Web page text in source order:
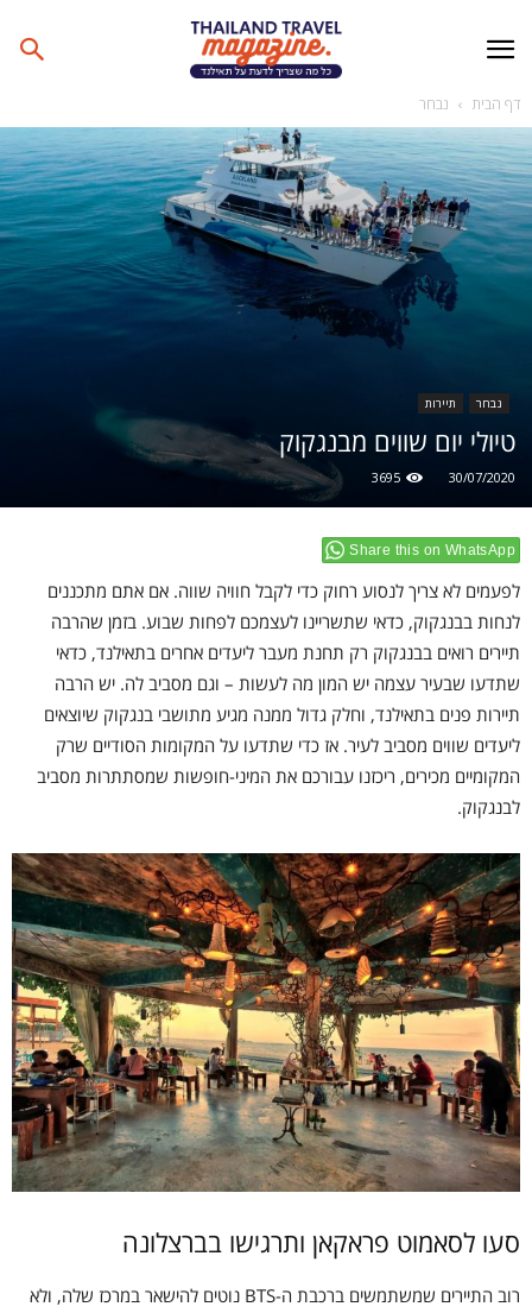
דף הבית נבחר
נבחר תיירות
טיולי יום שווים מבנגקוק
30/07/2020
3695
Share this on WhatsApp
לפעמים לא צריך לנסוע רחוק כדי לקבל חוויה שווה. אם אתם מתכננים
לנחות בבנגקוק, כדאי שתשריינו לעצמכם לפחות שבוע. בזמן שהרבה
תיירים רואים בבנגקוק רק תחנת מעבר ליעדים אחרים בתאילנד, כדאי
שתדעו שבעיר עצמה יש המון מה לעשות – וגם מסביב לה. יש הרבה
תיירות פנים בתאילנד, וחלק גדול ממנה מגיע מתושבי בנגקוק שיוצאים
ליעדים שווים מסביב לעיר. אז כדי שתדעו על המקומות הסודיים שרק
המקומיים מכירים, ריכזנו עבורכם את המיני-חופשות שמסתתרות מסביב
לבנגקוק.
סעו לסאמוט פראקאן ותרגישו בברצלונה
רוב התיירים שמשתמשים ברכבת ה-BTS נוטים להישאר במרכז שלה, ולא